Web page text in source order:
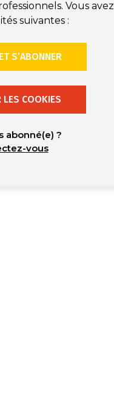
Vous avez
suivantes :
S’ABONNER
LES COOKIES
abonné(e) ?
vous